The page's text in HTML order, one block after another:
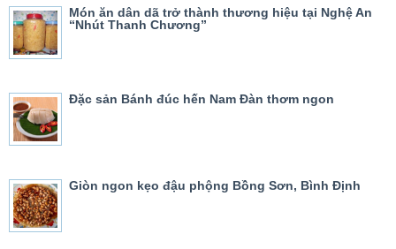
Món ăn dân dã trở thành thương hiệu tại Nghệ An
“Nhút Thanh Chương”
Đặc sản Bánh đúc hến Nam Đàn thơm ngon
Giòn ngon kẹo đậu phộng Bồng Sơn, Bình Định